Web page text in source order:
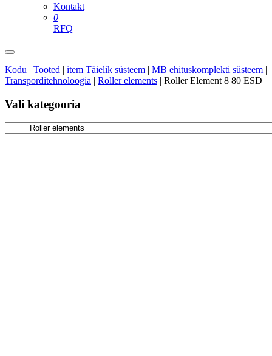
Kontakt
0
RFQ
Kodu | Tooted | item Täielik süsteem | MB ehituskomplekti süsteem |
Transporditehnoloogia | Roller elements | Roller Element 8 80 ESD
Vali kategooria